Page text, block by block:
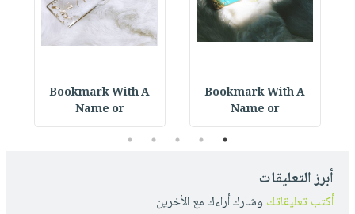
Bookmark With A
Name or
Bookmark With A
Name or
1
2
3
4
5
أبرز التعليقات
أكتب تعليقاتك وشارك أراءك مع الأخرين